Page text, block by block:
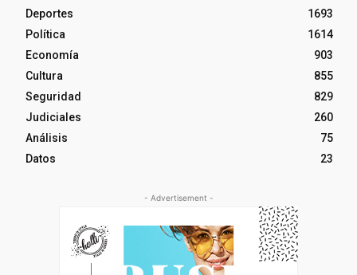
Deportes
1693
Política
1614
Economía
903
Cultura
855
Seguridad
829
Judiciales
260
Análisis
75
Datos
23
- Advertisement -